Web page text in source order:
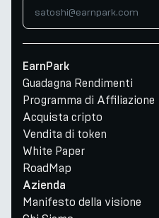
EarnPark
Guadagna Rendimenti
Programma di Affiliazione
Acquista cripto
Vendita di token
White Paper
RoadMap
Azienda
Manifesto della visione